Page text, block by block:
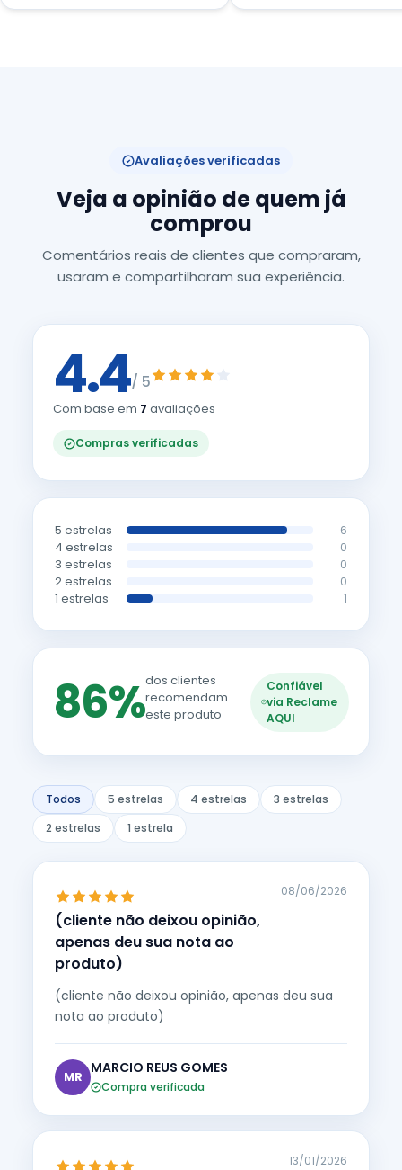
Avaliações verificadas
Veja a opinião de quem já
comprou
Comentários reais de clientes que compraram,
usaram e compartilharam sua experiência.
4.4/ 5
Com base em 7 avaliações
Compras verificadas
5 estrelas 6
4 estrelas 0
3 estrelas 0
2 estrelas 0
1 estrelas 1
86%dos clientes
recomendam
este produto
Confiável
via Reclame
AQUI
Todos 5 estrelas 4 estrelas
3 estrelas
2 estrelas
1 estrela
(cliente não deixou opinião,
apenas deu sua nota ao
produto)
08/06/2026
(cliente não deixou opinião, apenas deu sua
nota ao produto)
MR
MARCIO REUS GOMES
Compra verificada
13/01/2026